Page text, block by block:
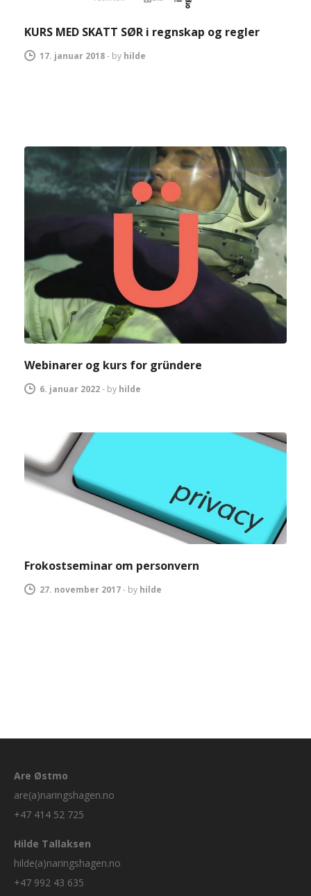
KURS MED SKATT SØR i regnskap og regler
17. januar 2018- by hilde
Webinarer og kurs for gründere
6. januar 2022- by hilde
Frokostseminar om personvern
27. november 2017- by hilde
Are Østmo
are(a)naringshagen.no
+47 414 52 725
Hilde Tallaksen
hilde(a)naringshagen.no
+47 992 43 635